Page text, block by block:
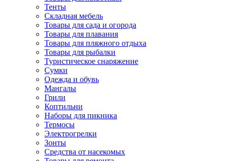
Тенты
Складная мебель
Товары для сада и огорода
Товары для плавания
Товары для пляжного отдыха
Товары для рыбалки
Туристическое снаряжение
Сумки
Одежда и обувь
Мангалы
Грили
Коптильни
Наборы для пикника
Термосы
Электрогрелки
Зонты
Средства от насекомых